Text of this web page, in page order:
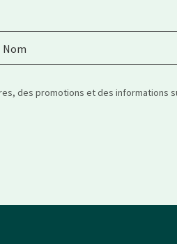
Nom
des promotions et des informations